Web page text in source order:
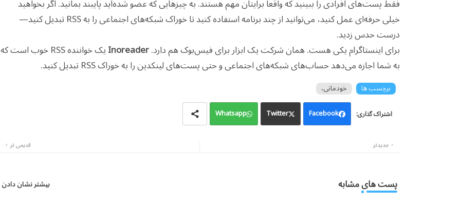
فقط پست‌های افرادی را ببینید که واقعاً برایتان مهم هستند. به چیزهایی که عضو شده‌اید پایبند بمانید. اگر بخواهید
خیلی حرفه‌ای عمل کنید، می‌توانید از چند برنامه استفاده کنید تا خوراک شبکه‌های اجتماعی را به RSS تبدیل کنید—
درست حدس زدید.
برای اینستاگرام یکی هست. همان شرکت یک ابزار برای فیس‌بوک هم دارد.Inoreader
یک خواننده RSS خوب است که
به شما اجازه می‌دهد حساب‌های شبکه‌های اجتماعی و حتی پست‌های لینکدین را به خوراک RSS تبدیل کنید.
برچسب ها
خودمانی،
Facebook
Twitter
Whatsapp
جدیدتر قدیمی تر
پست های مشابه بیشتر نشان دادن